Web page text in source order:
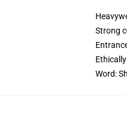
Strong
Word: